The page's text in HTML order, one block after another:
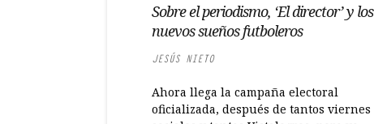
Sobre el periodismo, ‘El director’ y los
nuevos sueños futboleros
JESÚS NIETO
Ahora llega la campaña electoral
oficializada, después de tantos viernes